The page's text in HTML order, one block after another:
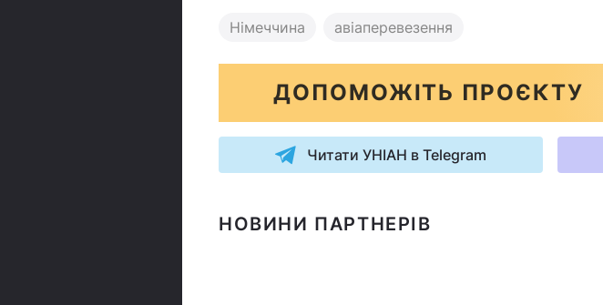
Німеччина авіаперевезення
ДОПОМОЖІТЬ ПРОЄКТУ
Читати УНІАН в Telegram
НОВИНИ ПАРТНЕРІВ